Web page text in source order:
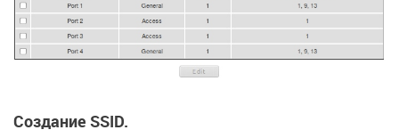
Создание SSID.